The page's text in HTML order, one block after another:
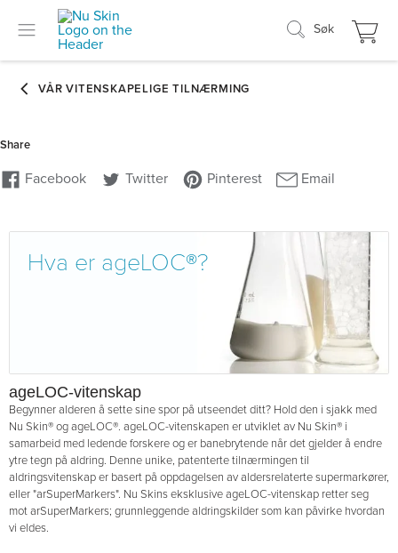
Søk
Hva er ageLOC®?
ageLOC-vitenskap
Begynner alderen å sette sine spor på utseendet ditt? Hold den i sjakk med
Nu Skin® og ageLOC®. ageLOC-vitenskapen er utviklet av Nu Skin® i
samarbeid med ledende forskere og er banebrytende når det gjelder å endre
ytre tegn på aldring. Denne unike, patenterte tilnærmingen til
aldringsvitenskap er basert på oppdagelsen av aldersrelaterte supermarkører,
eller "arSuperMarkers". Nu Skins eksklusive ageLOC-vitenskap retter seg
mot arSuperMarkers; grunnleggende aldringskilder som kan påvirke hvordan
vi eldes.